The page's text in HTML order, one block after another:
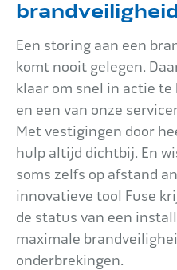
Onderhoud
Mijn Aqua+
Contact
Een storing aan een
komt nooit gelegen.
klaar om snel in actie
en een van onze
Met vestigingen door
hulp altijd dichtbij. En
soms zelfs op afstand
innovatieve tool Fuse
de status van een
maximale
onderbrekingen.